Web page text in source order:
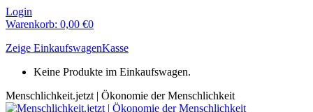
Zum
Inhalt
Login
Warenkorb: 0,00 €0
Zeige EinkaufswagenKasse
Keine Produkte im Einkaufswagen.
Menschlichkeit.jetzt | Ökonomie der Menschlichkeit